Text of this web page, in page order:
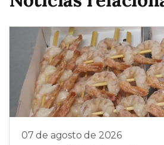
07 de agosto de 2026